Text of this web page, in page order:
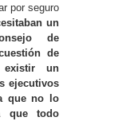
por seguro
un
de
de
un
ejecutivos
que no lo
que todo